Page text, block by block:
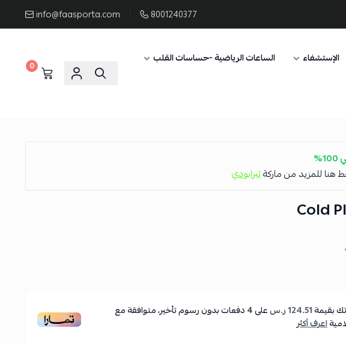
8001240377
info@faasporta.com
الإستشفاء
الساعات الرياضية -حساسات القلب
0
هنا للمزيد من ماركةثيرابودي
بقيمة124.51 ر.س على4دفعات بدون رسوم تأخير، متوافقة مع
اعرف أكثر